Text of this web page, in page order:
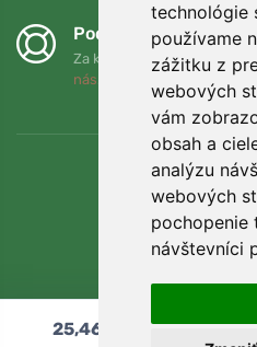
technológie
používame
zážitku z
webových
vám
obsah a
analýzu
webových
pochopenie
návštevníci
Podporujeme
Za každú objednávku
nás
25,46